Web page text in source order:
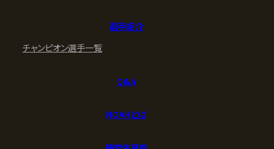
選手紹介
チャンピオン選手一覧
Q&A
NOAHとは